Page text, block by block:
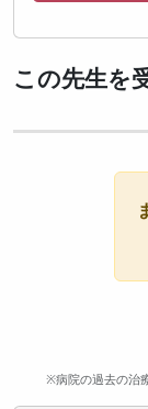
この先生を
※病院の過去の治